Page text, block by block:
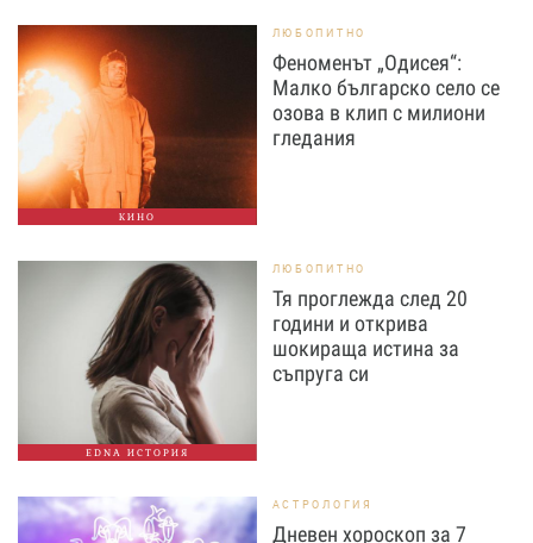
КИНО
ЛЮБОПИТНО
Феноменът „Одисея“:
Малко българско село се
озова в клип с милиони
гледания
EDNA ИСТОРИЯ
ЛЮБОПИТНО
Тя проглежда след 20
години и открива
шокираща истина за
съпруга си
АСТРОЛОГИЯ
Дневен хороскоп за 7